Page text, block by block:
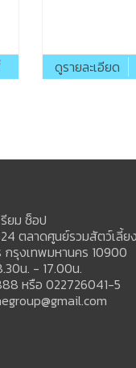
ดูรายละเอียด
รียม ช็อป
ตลาดศูนย์รวมสัตว์เลี้ย
รุงเทพมหานคร 10900
น. - 17.00น.
หรือ 022726041-5